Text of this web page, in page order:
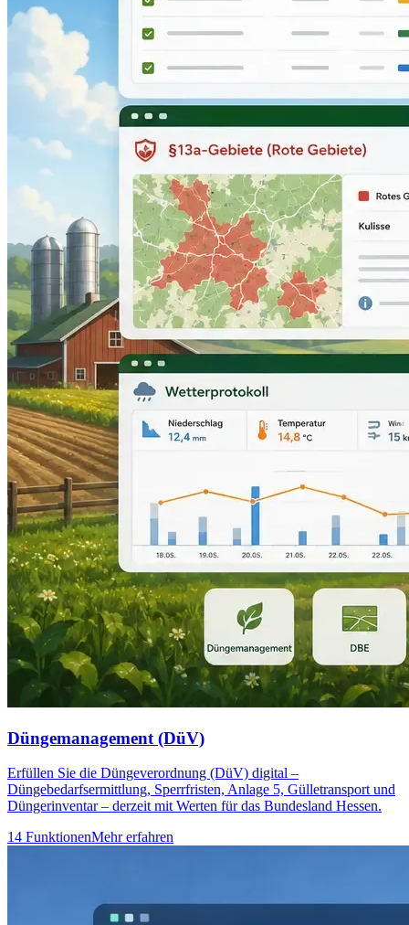
Düngemanagement (DüV)
Erfüllen Sie die Düngeverordnung (DüV) digital –
Düngebedarfsermittlung, Sperrfristen, Anlage 5, Gülletransport und
Düngerinventar – derzeit mit Werten für das Bundesland Hessen.
14 FunktionenMehr erfahren